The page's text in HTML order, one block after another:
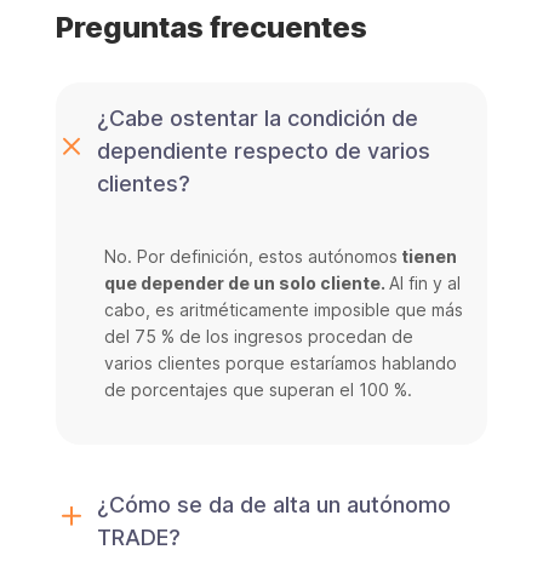
Preguntas frecuentes
¿Cabe ostentar la condición de
dependiente respecto de varios
clientes?
No. Por definición, estos autónomos tienen
que depender de un solo cliente. Al fin y al
cabo, es aritméticamente imposible que más
del 75 % de los ingresos procedan de
varios clientes porque estaríamos hablando
de porcentajes que superan el 100 %.
¿Cómo se da de alta un autónomo
TRADE?